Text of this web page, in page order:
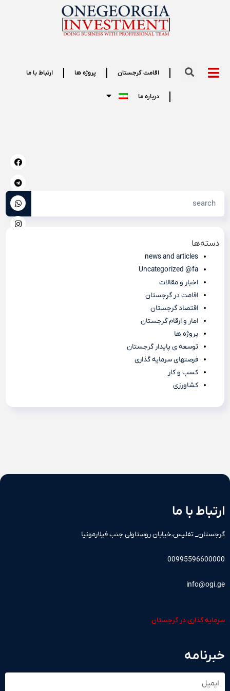
اقامت گرجستان پروژه ها ارتباط با ما
درباره ما
دسته‌ها
news and articles
Uncategorized @fa
اخبار و مقالات
اقامت در گرجستان
اقتصاد گرجستان
امار و ارقام گرجستان
پروژه ها
توسعه ی پایدار گرجستان
فرصتهای سرمایه گذاری
کسب و کار
کشاورزی
ارتباط با ما
گرجستان_ تفلیس،خیابان روستاولی جنب فیلارمونیا
00995596600000
info@ogi.ge
سرمایه گذاری در گرجستان
خبرنامه